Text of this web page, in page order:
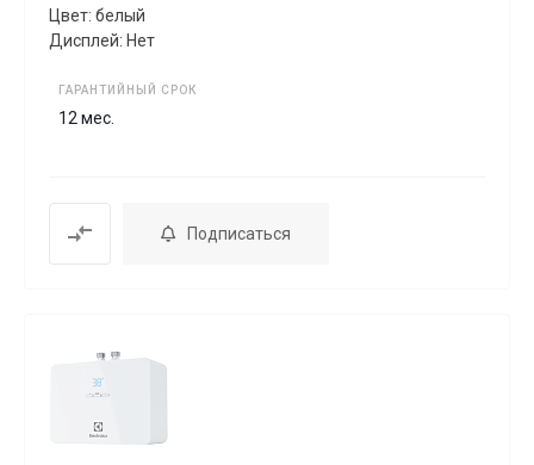
Цвет: белый
Дисплей: Нет
ГАРАНТИЙНЫЙ СРОК
12 мес.
Подписаться